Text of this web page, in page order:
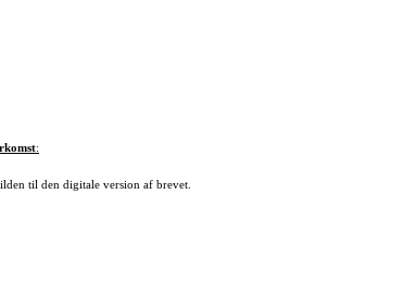
:
til den digitale version af brevet.